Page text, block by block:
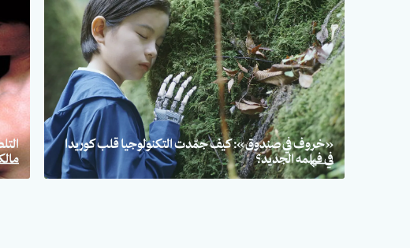
«خروف في صندوق»: كيف جمّدت التكنولوجيا قلب كوريدا
في فيلمه الجديد؟